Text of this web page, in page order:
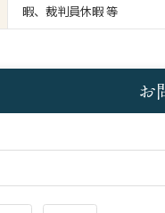
暇、裁判員休暇 等
お